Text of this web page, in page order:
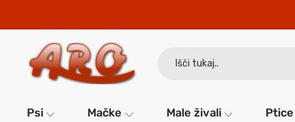
Psi Mačke Male živali Ptice